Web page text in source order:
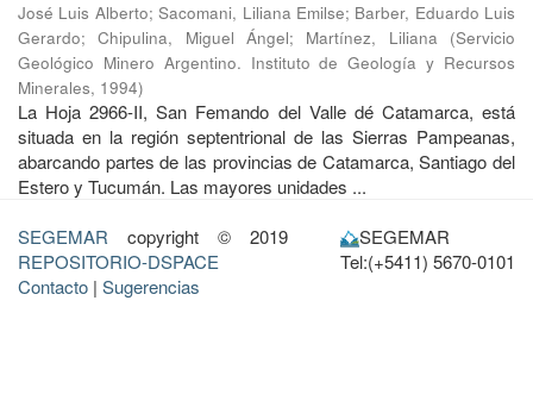
José Luis Alberto;Sacomani, Liliana Emilse; Barber, Eduardo Luis
Gerardo;Chipulina, Miguel Ángel; Martínez, Liliana (Servicio
Geológico Minero Argentino. Instituto de Geología y Recursos
Minerales, 1994)
La Hoja 2966-II, San Femando del Valle dé Catamarca, está
situada en la región septentrional de las Sierras Pampeanas,
abarcando partes de las provincias de Catamarca, Santiago del
Estero y Tucumán. Las mayores unidades ...
SEGEMAR copyright © 2019
REPOSITORIO-DSPACE
Contacto | Sugerencias
SEGEMAR
Tel:(+5411) 5670-0101